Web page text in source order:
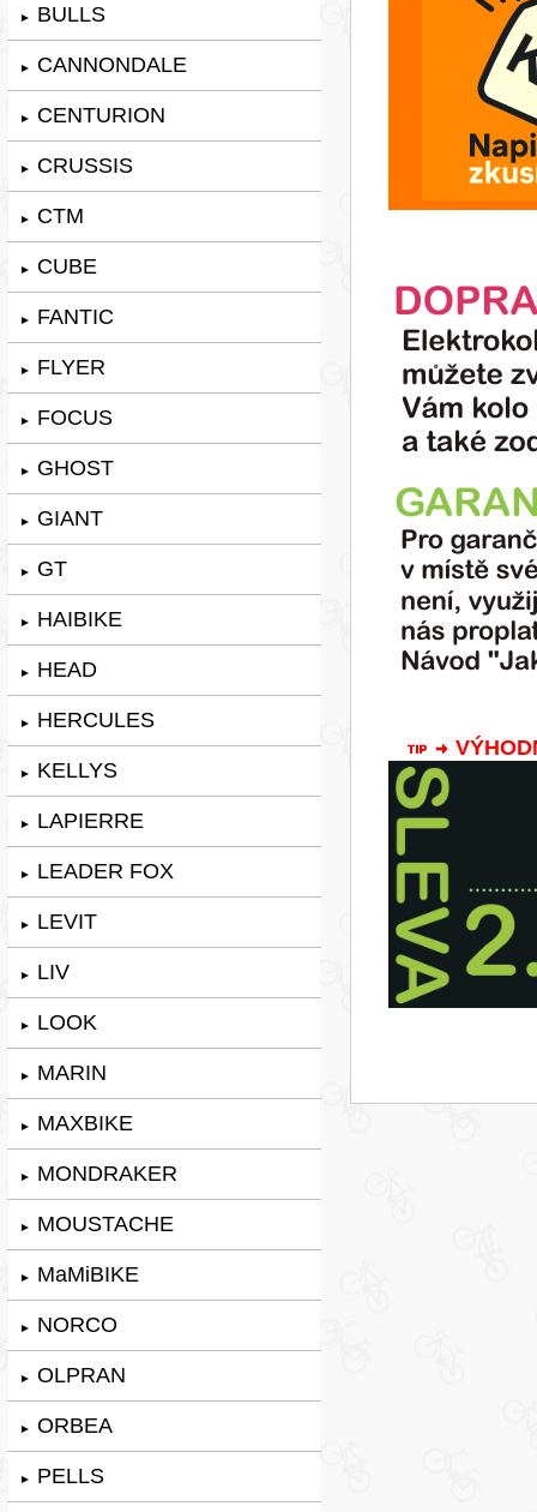
► BULLS
► CANNONDALE
► CENTURION
► CRUSSIS
► CTM
► CUBE
► FANTIC
► FLYER
► FOCUS
► GHOST
► GIANT
► GT
► HAIBIKE
► HEAD
► HERCULES
► KELLYS
► LAPIERRE
► LEADER FOX
► LEVIT
► LIV
► LOOK
► MARIN
► MAXBIKE
► MONDRAKER
► MOUSTACHE
► MaMiBIKE
► NORCO
► OLPRAN
► ORBEA
► PELLS